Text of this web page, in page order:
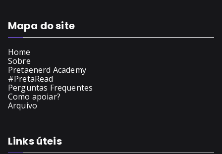
Mapa do site
Home
Sobre
Pretaenerd Academy
#PretaRead
Perguntas Frequentes
Como apoiar?
Arquivo
Links úteis